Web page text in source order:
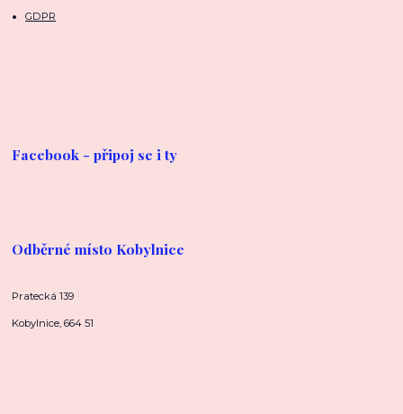
GDPR
Facebook - připoj se i ty
Odběrné místo Kobylnice
Pratecká 139
Kobylnice, 664 51